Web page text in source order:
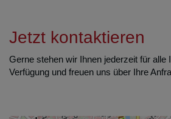
Jetzt kontaktieren
Gerne stehen wir Ihnen jederzeit für alle
Verfügung und freuen uns über Ihre